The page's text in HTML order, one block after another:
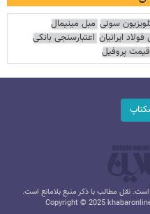
سونی مبل مینیمال
ایرانیان اعتبارسنجی بانکی
قیمت پروفیل
نقل مطالب با ذکر منبع بلامانع است.
Copyright © 2025